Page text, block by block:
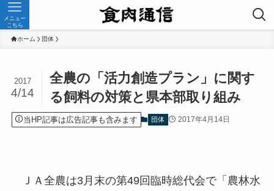
メニュー
こちら
ホーム 団体
全農の「活力創造プラン」に関す
る飼料の対策と県本部取り組み
2017
4/14
当HP記事は広告記事も含みます 団体 2017年4月14日
ＪＡ全農は3月末の第49回臨時総代会で「農林水